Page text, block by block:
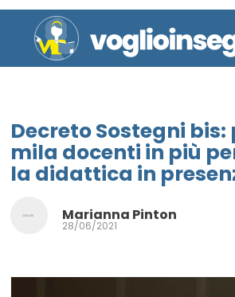
Decreto Sostegni
mila docenti in più
la didattica in
Marianna Pinton
28/06/2021